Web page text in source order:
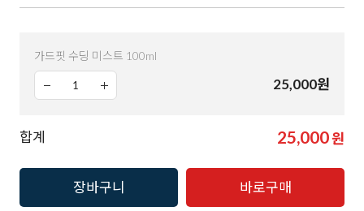
가드핏 수딩 미스트 100ml
25,000원
합계 25,000원
장바구니 바로구매